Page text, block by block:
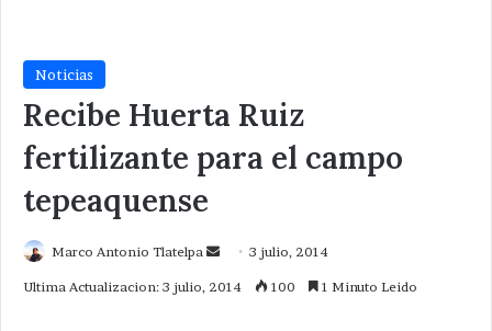
Noticias
Recibe Huerta Ruiz
fertilizante para el campo
tepeaquense
Marco Antonio Tlatelpa
Send3 julio, 2014
Ultima Actualizacion: 3 julio, 2014 100 1 Minuto Leido